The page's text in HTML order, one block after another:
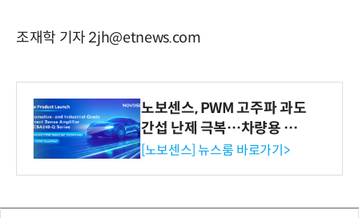
조재학 기자 2jh@etnews.com
노보센스, PWM 고주파 과도
간섭 난제 극복…차량용 전
류 감지 증폭기
[노보센스] 뉴스룸 바로가기>